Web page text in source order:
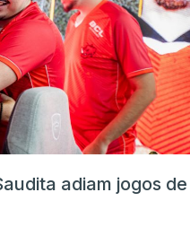
adiam jogos de